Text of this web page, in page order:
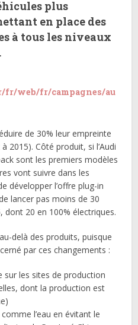
plus
en place des
à tous les niveaux
web/fr/campagnes/au
de 30% leur empreinte
2015). Côté produit, si l’Audi
sont les premiers modèles
vont suivre dans les
développer l’offre plug-in
lancer pas moins de 30
dont 20 en 100% électriques.
delà des produits, puisque
par ces changements :
sur les sites de production
dont la production est
l’eau en évitant le